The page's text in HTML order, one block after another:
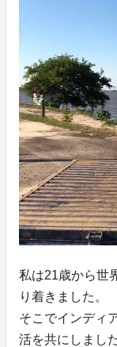
私は21歳から世
り着きました。
そこでインディ
活を共にしました